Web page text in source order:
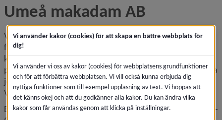
Umeå makadam AB
Verksamheten omfattas av lagen (1993:381) om åtgärder
för att förebygga och begränsa följderna av allvarliga
kemikalieolyckor. Verksamheten är en bergtäkt för
produktion av krossade produkter, även mottagning av rena
jord- och schaktmassor för efterbehandling förekommer.
Vid några tillfällen per år utförs sprängningar.
Bergtäkt Krafshallsberget inom fastigheterna Stöcksjö 10:7-
Vi använder kakor (cookies) för att skapa en bättre webbplats för
dig!
Vi använder vi oss av kakor (cookies) för webbplatsens grundfunktioner
och för att förbättra webbplatsen. Vi vill också kunna erbjuda dig
nyttiga funktioner som till exempel uppläsning av text. Vi hoppas att
det känns okej och att du godkänner alla kakor. Du kan ändra vilka
kakor som får användas genom att klicka på inställningar.